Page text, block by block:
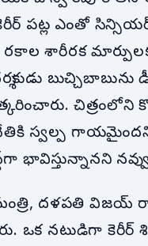
పట్ల ఎంతో
శారీరక
చిత్రంలోని
స్వల్ప
భావిస్తున్నానని
దళపతి విజయ్
ఒక నటుడిగా కెరీర్